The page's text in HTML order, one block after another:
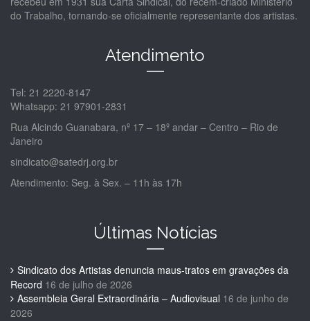
do Trabalho, tornando-se oficialmente representante dos artistas.
Atendimento
Tel: 21 2220-8147
Whatsapp: 21 97901-2831
Rua Alcindo Guanabara, nº 17 – 18º andar – Centro – Rio de
Janeiro
sindicato@satedrj.org.br
Atendimento: Seg. à Sex. – 11h às 17h
Últimas Notícias
Sindicato dos Artistas denuncia maus-tratos em gravações da
Record 16 de julho de 2026
Assembleia Geral Extraordinária – Audiovisual 16 de junho de
2026